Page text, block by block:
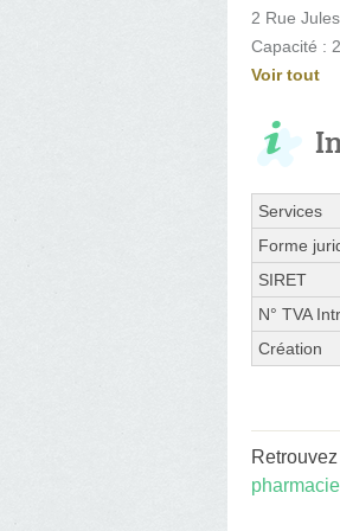
2 Rue
Capacité :
Voir tout
Services
Forme
SIRET
N° TVA
Création